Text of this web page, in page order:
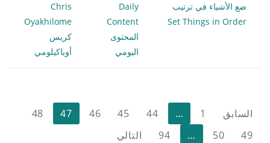
ضع الأشياء في ترتيب
Set Things in Order
Daily
Content
المحتوى
اليومي
Chris
Oyakhilome
كريس
أوياكيلومي
تعدد
صفحات
السابق 1
…
44
45
46
47
48
49
50
…
94 التالي